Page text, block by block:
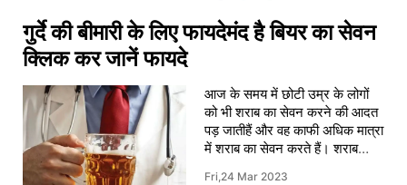
गुर्दे की बीमारी के लिए फायदेमंद है बियर का सेवन
क्लिक कर जानें फायदे
आज के समय में छोटी उम्र के लोगों
को भी शराब का सेवन करने की आदत
पड़ जातीहैं और वह काफी अधिक मात्रा
में शराब का सेवन करते हैं। शराब
Fri,24 Mar 2023